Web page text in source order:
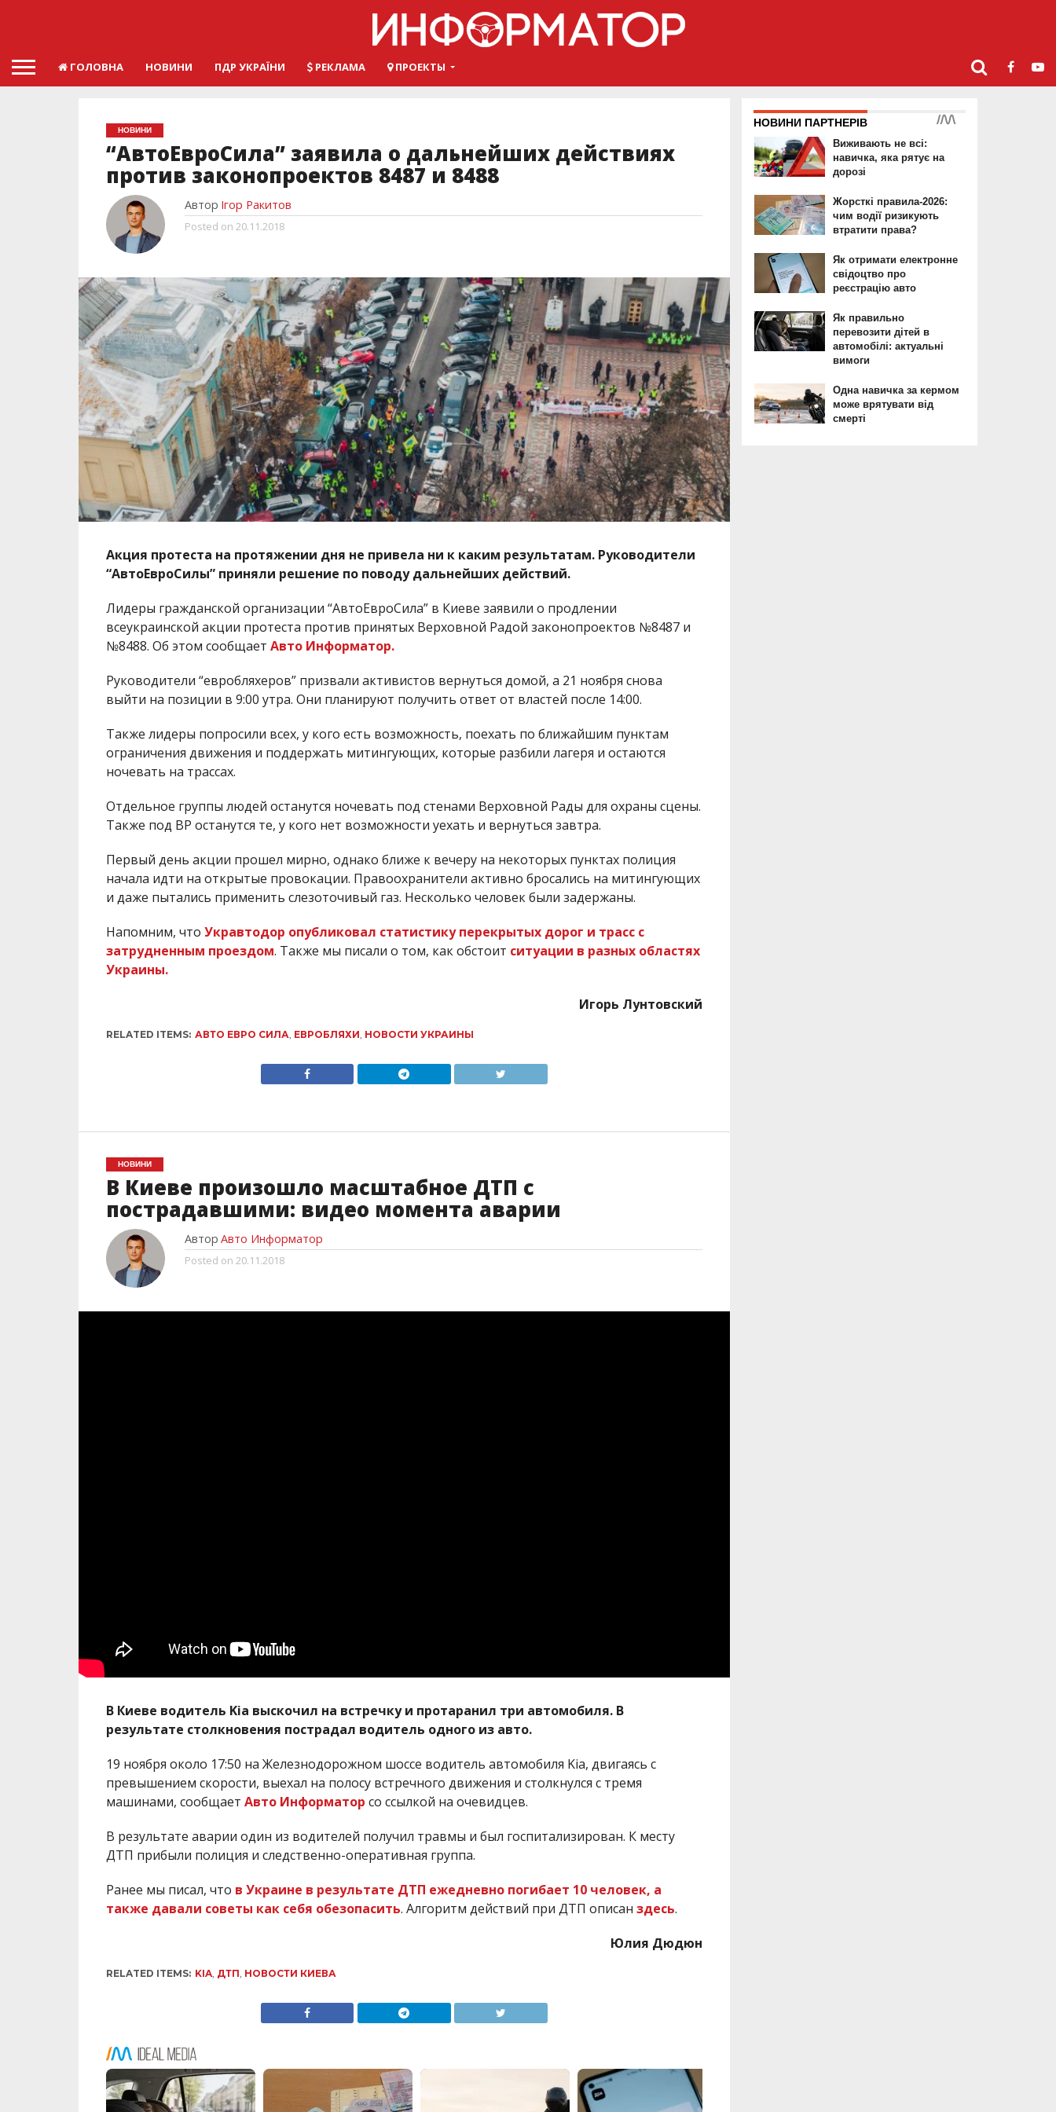
ГОЛОВНА НОВИНИ ПДР УКРАЇНИ РЕКЛАМА ПРОЕКТЫ
НОВИНИ
“АвтоЕвроСила” заявила о дальнейших действиях
против законопроектов 8487 и 8488
Автор Ігор Ракитов
Posted on 20.11.2018
Акция протеста на протяжении дня не привела ни к каким результатам. Руководители
“АвтоЕвроСилы” приняли решение по поводу дальнейших действий.
Лидеры гражданской организации “АвтоЕвроСила” в Киеве заявили о продлении
всеукраинской акции протеста против принятых Верховной Радой законопроектов №8487 и
№8488. Об этом сообщает Авто Информатор.
Руководители “евробляхеров” призвали активистов вернуться домой, а 21 ноября снова
выйти на позиции в 9:00 утра. Они планируют получить ответ от властей после 14:00.
Также лидеры попросили всех, у кого есть возможность, поехать по ближайшим пунктам
ограничения движения и поддержать митингующих, которые разбили лагеря и остаются
ночевать на трассах.
Отдельное группы людей останутся ночевать под стенами Верховной Рады для охраны сцены.
Также под ВР останутся те, у кого нет возможности уехать и вернуться завтра.
Первый день акции прошел мирно, однако ближе к вечеру на некоторых пунктах полиция
начала идти на открытые провокации. Правоохранители активно бросались на митингующих
и даже пытались применить слезоточивый газ. Несколько человек были задержаны.
Напомним, что Укравтодор опубликовал статистику перекрытых дорог и трасс с
затрудненным проездом. Также мы писали о том, как обстоит ситуации в разных областях
Украины.
Игорь Лунтовский
RELATED ITEMS: АВТО ЕВРО СИЛА ЕВРОБЛЯХИ НОВОСТИ УКРАИНЫ
НОВИНИ
В Киеве произошло масштабное ДТП с
пострадавшими: видео момента аварии
Автор Авто Информатор
Posted on 20.11.2018
В Киеве водитель Kia выскочил на встречку и протаранил три автомобиля. В
результате столкновения пострадал водитель одного из авто.
19 ноября около 17:50 на Железнодорожном шоссе водитель автомобиля Kia, двигаясь с
превышением скорости, выехал на полосу встречного движения и столкнулся с тремя
машинами, сообщает Авто Информатор со ссылкой на очевидцев.
В результате аварии один из водителей получил травмы и был госпитализирован. К месту
ДТП прибыли полиция и следственно-оперативная группа.
Ранее мы писал, что в Украине в результате ДТП ежедневно погибает 10 человек, а
также давали советы как себя обезопасить. Алгоритм действий при ДТП описан здесь.
Юлия Дюдюн
RELATED ITEMS: KIA, ДТП, НОВОСТИ КИЕВА